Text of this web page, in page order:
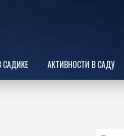
САДИКЕ АКТИВНОСТИ В САДУ